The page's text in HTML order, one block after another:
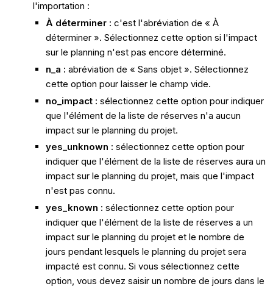
l'importation :
À déterminer : c'est l'abréviation de « À
déterminer ». Sélectionnez cette option si l'impact
sur le planning n'est pas encore déterminé.
n_a : abréviation de « Sans objet ». Sélectionnez
cette option pour laisser le champ vide.
no_impact : sélectionnez cette option pour indiquer
que l'élément de la liste de réserves n'a aucun
impact sur le planning du projet.
yes_unknown : sélectionnez cette option pour
indiquer que l'élément de la liste de réserves aura un
impact sur le planning du projet, mais que l'impact
n'est pas connu.
yes_known : sélectionnez cette option pour
indiquer que l'élément de la liste de réserves a un
impact sur le planning du projet et le nombre de
jours pendant lesquels le planning du projet sera
impacté est connu. Si vous sélectionnez cette
option, vous devez saisir un nombre de jours dans le